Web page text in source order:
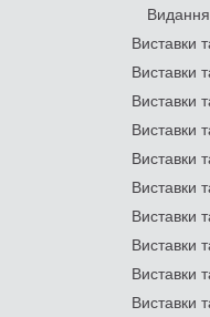
Виставки
Виставки
Виставки
Виставки
Виставки
Виставки
Виставки
Виставки
Виставки
Виставки